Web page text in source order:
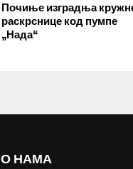
Почиње изградња
раскрснице код пумпе
„Нада“
О НАМА